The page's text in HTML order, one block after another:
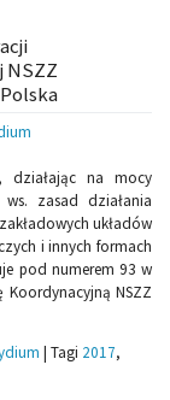
NSZZ
działając na mocy
zasad działania
układów
i innych formach
pod numerem 93 w
Koordynacyjną NSZZ
Tagi 2017,